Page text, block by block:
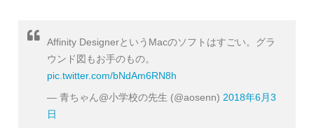
Affinity DesignerというMacのソフトはすごい。グラ
ウンド図もお手のもの。
pic.twitter.com/bNdAm6RN8h
— 青ちゃん@小学校の先生 (@aosenn) 2018年6月3
日